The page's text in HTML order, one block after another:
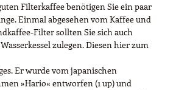
Filterkaffee benötigen Sie ein paar
Einmal abgesehen vom Kaffee und
Filter sollten Sie sich auch
zulegen. Diesen hier zum
Er wurde vom japanischen
»Hario« entworfen (1 up) und